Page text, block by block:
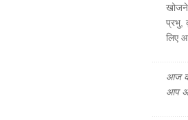
प्रभु,
लिए
आज
आप